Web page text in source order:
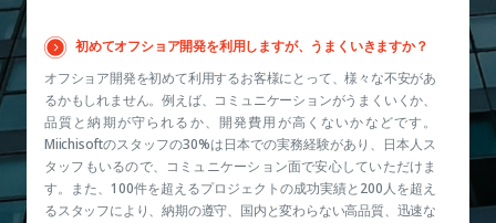
初めてオフショア開発を利用しますが、うまくいきますか？
オフショア開発を初めて利用するお客様にとって、様々な不安があ
るかもしれません。例えば、コミュニケーションがうまくいくか、
品質と納期が守られるか、開発費用が高くないかなどです。
Miichisoftのスタッフの30%は日本での実務経験があり、日本人ス
タッフもいるので、コミュニケーション面で安心していただけま
す。また、100件を超えるプロジェクトの成功実績と200人を超え
るスタッフにより、納期の遵守、国内と変わらない高品質、迅速な